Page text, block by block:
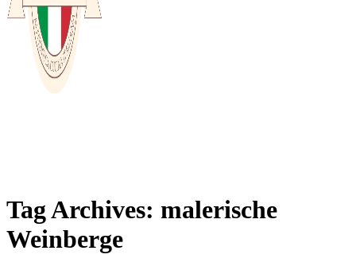
Tag Archives: malerische
Weinberge